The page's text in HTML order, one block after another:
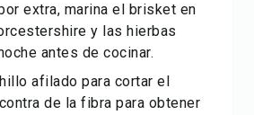
extra, marina el brisket en
y las hierbas
antes de cocinar.
afilado para cortar el
de la fibra para obtener